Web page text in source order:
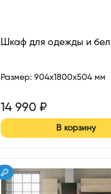
Шкаф для одежды и
Размер: 904x1800x504 мм
14 990 ₽
В корзину